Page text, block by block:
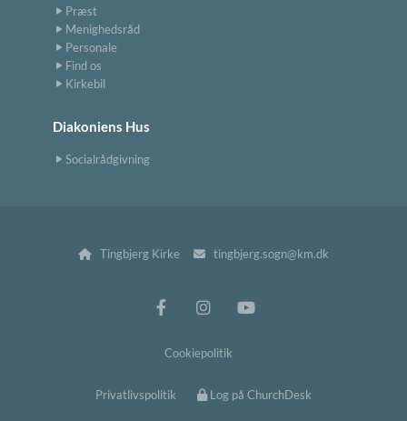
Præst
Menighedsråd
Personale
Find os
Kirkebil
Diakoniens Hus
Socialrådgivning
 Tingbjerg Kirke  tingbjerg.sogn@km.dk
Cookiepolitik
Privatlivspolitik Log på ChurchDesk